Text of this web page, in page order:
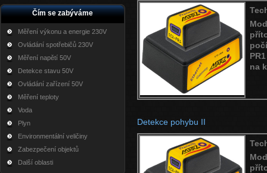
Čím se zabýváme
Měření výkonu a energie 230V
Ovládání spotřebičů 230V
Měření napětí 50V
Detekce stavu 50V
Ovládání zařízení 50V
Měření teploty
Voda
Plyn
Environmentální veličiny
Zabezpečení objektů
Další oblasti
na
Detekce pohybu II